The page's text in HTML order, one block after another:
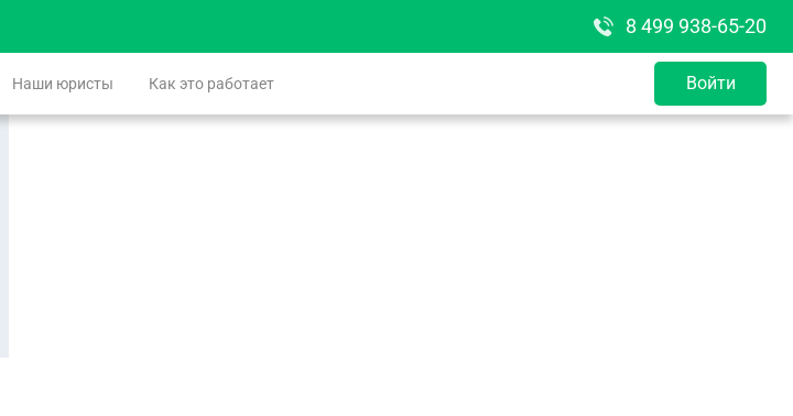
8 499 938-65-20
Наши юристы Как это работает Войти